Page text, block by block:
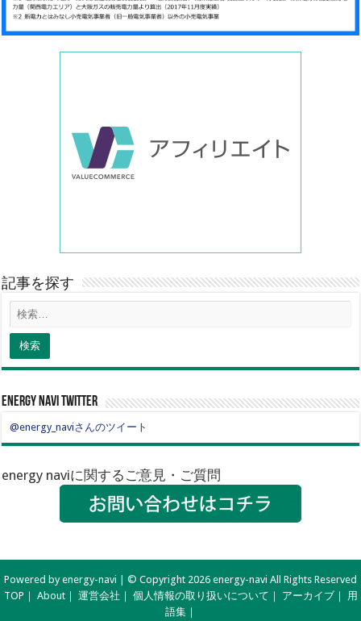
記事を探す
energy navi twitter
@energy_naviさんのツイート
energy naviに関するご意見・ご質問
Powered by energy-navi | © Copyright 2026 energy-navi All Rights Reserved
TOP ｜ About｜ 運営会社 ｜ 個人情報の取り扱いについて ｜ アーカイブ｜ 用
語集｜